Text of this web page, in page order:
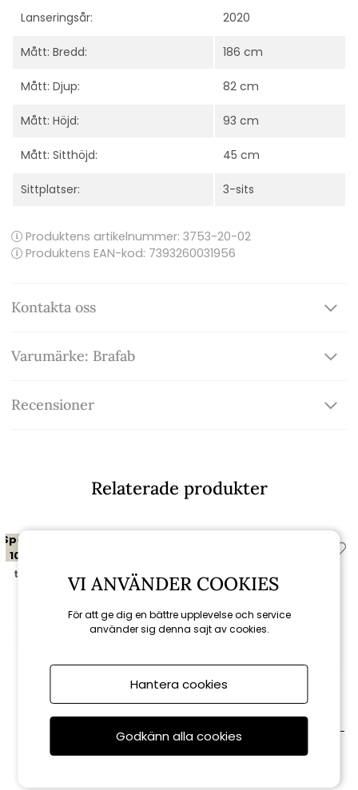
Lanseringsår: 2020
Mått: Bredd: 186 cm
Mått: Djup: 82 cm
Mått: Höjd: 93 cm
Mått: Sitthöjd: 45 cm
Sittplatser: 3-sits
Produktens artikelnummer: 3753-20-02
Produktens EAN-kod: 7393260031956
Kontakta oss
Varumärke: Brafab
Recensioner
Relaterade produkter
Spara
10%
till 16/8
Brafab
Ashfield soffbord 140x80 -
till 16/8
Brafab
Ashfield sidobord 50x50 cm -
beige/glas
VI ANVÄNDER COOKIES
För att ge dig en bättre upplevelse och service
använder sig denna sajt av cookies.
Hantera cookies
Godkänn alla cookies